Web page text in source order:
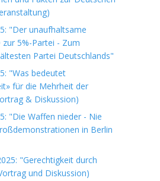
"Der unaufhaltsame
zur 5%-Partei - Zum
Partei Deutschlands"
"Was bedeutet
für die Mehrheit der
& Diskussion)
"Die Waffen nieder - Nie
in Berlin
"Gerechtigkeit durch
und Diskussion)